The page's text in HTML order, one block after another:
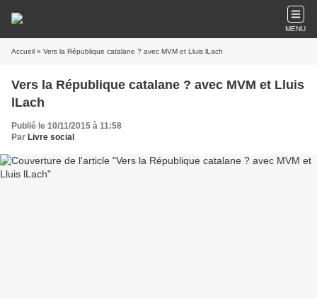
MENU
Accueil » Vers la République catalane ? avec MVM et Lluis lLach
Vers la République catalane ? avec MVM et Lluis
lLach
Publié le 10/11/2015 à 11:58
Par Livre social